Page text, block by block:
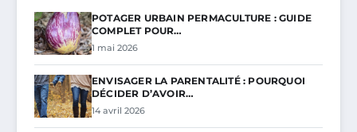
POTAGER URBAIN PERMACULTURE : GUIDE
COMPLET POUR…
1 mai 2026
ENVISAGER LA PARENTALITÉ : POURQUOI
DÉCIDER D’AVOIR…
14 avril 2026